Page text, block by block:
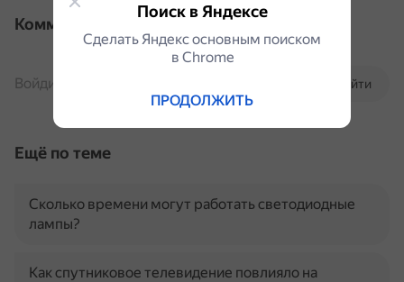
Комментарии
Войти
Войдите, чтобы комментировать
Ещё по теме
Сколько времени могут работать светодиодные
лампы?
Как спутниковое телевидение повлияло на
Поиск в Яндексе
Сделать Яндекс основным поиском
в Сhrome
ПРОДОЛЖИТЬ